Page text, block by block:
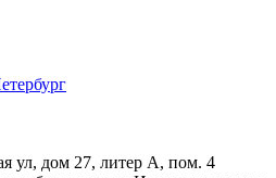
ул, дом 27, литер А, пом. 4